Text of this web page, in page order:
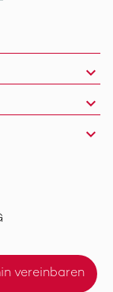
vereinbaren